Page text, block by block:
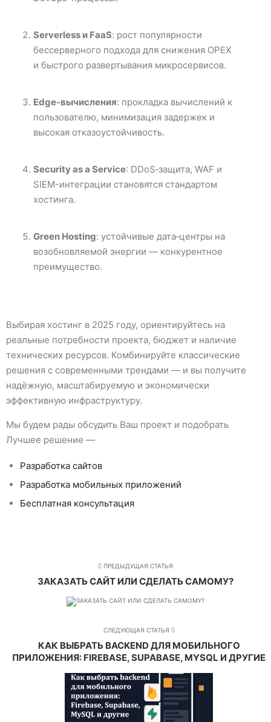
Serverless и FaaS: рост популярности
бессерверного подхода для снижения OPEX
и быстрого развертывания микросервисов.
Edge-вычисления: прокладка вычислений к
пользователю, минимизация задержек и
высокая отказоустойчивость.
Security as a Service: DDoS‑защита, WAF и
SIEM-интеграции становятся стандартом
хостинга.
Green Hosting: устойчивые дата‑центры на
возобновляемой энергии — конкурентное
преимущество.
Выбирая хостинг в 2025 году, ориентируйтесь на
реальные потребности проекта, бюджет и наличие
технических ресурсов. Комбинируйте классические
решения с современными трендами — и вы получите
надёжную, масштабируемую и экономически
эффективную инфраструктуру.
Мы будем рады обсудить Ваш проект и подобрать
Лучшее решение —
Разработка сайтов
Разработка мобильных приложений
Бесплатная консультация
ПРЕДЫДУЩАЯ СТАТЬЯ
ЗАКАЗАТЬ САЙТ ИЛИ СДЕЛАТЬ САМОМУ?
СЛЕДУЮЩАЯ СТАТЬЯ
КАК ВЫБРАТЬ BACKEND ДЛЯ МОБИЛЬНОГО
ПРИЛОЖЕНИЯ: FIREBASE, SUPABASE, MYSQL И ДРУГИЕ